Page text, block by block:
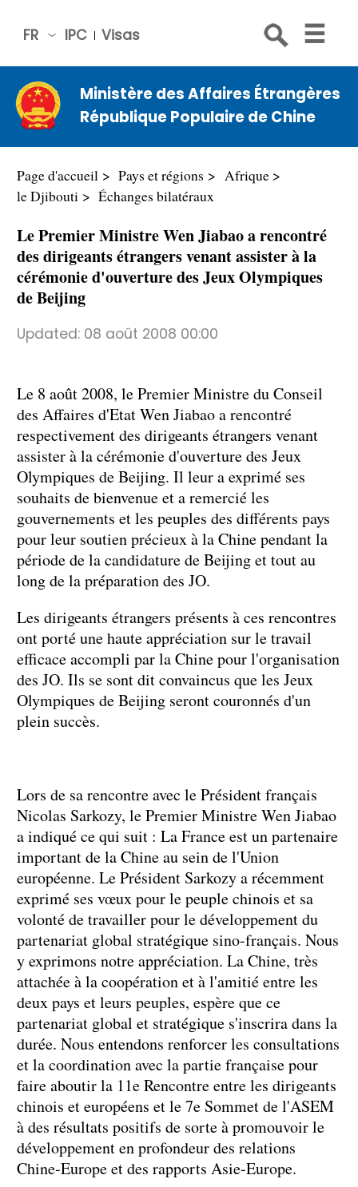
IPC Visas
FR
中文
Engli
sh
Русс
Espa
عربي
Ministère des Affaires Étrangères
République Populaire de Chine
Page d'accueil Pays et régions
Afrique
le Djibouti
Échanges bilatéraux
Le Premier Ministre Wen Jiabao a rencontré
des dirigeants étrangers venant assister à la
cérémonie d'ouverture des Jeux Olympiques
de Beijing
Updated: 08 août 2008 00:00
Le 8 août 2008, le Premier Ministre du Conseil
des Affaires d'Etat Wen Jiabao a rencontré
respectivement des dirigeants étrangers venant
assister à la cérémonie d'ouverture des Jeux
Olympiques de Beijing. Il leur a exprimé ses
souhaits de bienvenue et a remercié les
gouvernements et les peuples des différents pays
pour leur soutien précieux à la Chine pendant la
période de la candidature de Beijing et tout au
long de la préparation des JO.
Les dirigeants étrangers présents à ces rencontres
ont porté une haute appréciation sur le travail
efficace accompli par la Chine pour l'organisation
des JO. Ils se sont dit convaincus que les Jeux
Olympiques de Beijing seront couronnés d'un
plein succès.
Lors de sa rencontre avec le Président français
Nicolas Sarkozy, le Premier Ministre Wen Jiabao
a indiqué ce qui suit : La France est un partenaire
important de la Chine au sein de l'Union
européenne. Le Président Sarkozy a récemment
exprimé ses vœux pour le peuple chinois et sa
volonté de travailler pour le développement du
partenariat global stratégique sino-français. Nous
y exprimons notre appréciation. La Chine, très
attachée à la coopération et à l'amitié entre les
deux pays et leurs peuples, espère que ce
partenariat global et stratégique s'inscrira dans la
durée. Nous entendons renforcer les consultations
et la coordination avec la partie française pour
faire aboutir la 11e Rencontre entre les dirigeants
chinois et européens et le 7e Sommet de l'ASEM
à des résultats positifs de sorte à promouvoir le
développement en profondeur des relations
Chine-Europe et des rapports Asie-Europe.